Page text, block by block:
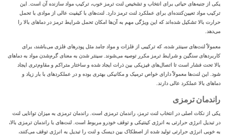
یکی از جنبه‌های حیاتی برای انتخاب و تشخیص لنت ترمز خوب، ترکیب مواد سازنده آن است. این
ترکیب مواد تعیین‌کننده‌ای برای عملکرد لنت ترمز دارد. لنت‌های با کیفیت عالی از موادی با تحمل
حرارت بالا تشکیل شده‌اند که این ویژگی مهم به آن‌ها امکان تحمل شرایط ترمز در دماهای بالا را
می‌دهد.
معمولاً لنت‌های سینتر شده، که ترکیبی از فلزات و مواد جامد مثل پودرهای فلزی می‌باشند، برای
کاربردهای سنگین و شرایط ترمز مکرر توصیه می‌شوند. سینتر شدن به معنای گرم‌شدن مواد به دماهای
بالا تحت فشار است تا اتصال‌های فیزیکی بین ذرات ایجاد شده و ساختار متراکم و مقاوم‌تری ایجاد
شود. این لنت‌ها معمولاً دارای خواص ترمیک و مکانیکی بهتری بوده و در عملکردهای با بار زیاد و
دماهای بالا عملکرد عالی دارند.
راندمان ترمزی
یکی از نکات اصلی در انتخاب لنت ترمز، راندمان ترمزی است. راندمان ترمزی به میزان توانایی لنت
در تبدیل انرژی حرارتی به انرژی کینتیکی و توقف خودرو مربوط است. لنت‌های با راندمان ترمزی بالا،
به خوبی انرژی حرارتی تولید شده از اصطکاک بین دیسک و لنت را تبدیل به انرژی توقف می‌کنند،